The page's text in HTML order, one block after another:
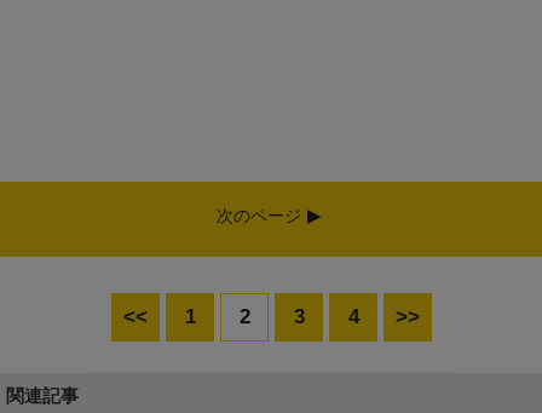
次のページ
<< 1 2 3 4 >>
関連記事